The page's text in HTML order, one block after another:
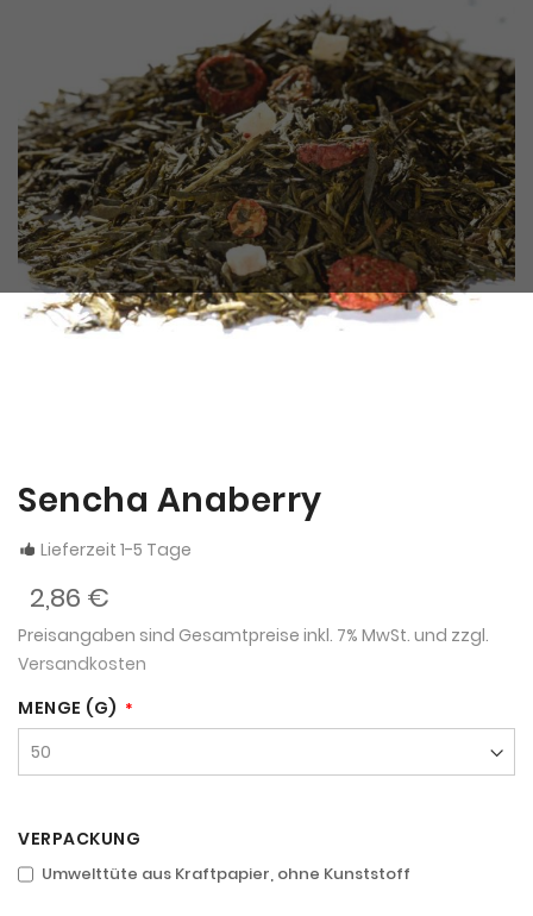
Sencha Anaberry
Lieferzeit 1-5 Tage
2,86 €
Preisangaben sind Gesamtpreise inkl. 7% MwSt. und zzgl.
Versandkosten
MENGE (G)
VERPACKUNG
Umwelttüte aus Kraftpapier, ohne Kunststoff